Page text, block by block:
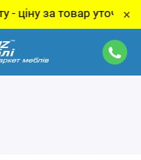
товар уточнюйте у×